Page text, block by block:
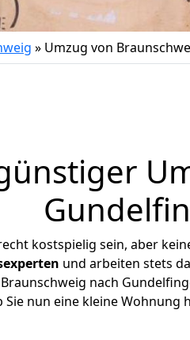
» Umzug von
kostspielig sein, aber
und arbeiten stets
nach
Sie nun eine kleine